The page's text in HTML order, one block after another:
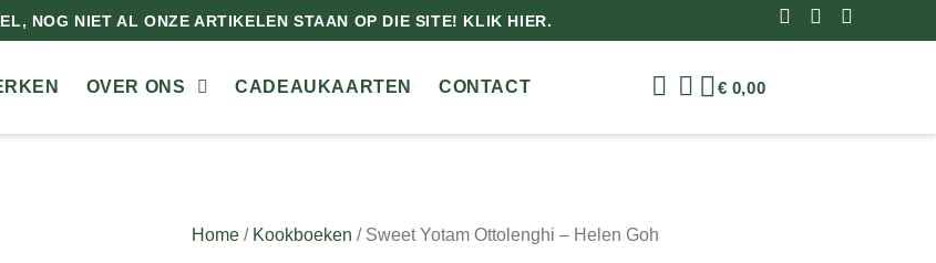
NOG NIET AL ONZE ARTIKELEN STAAN OP DIE SITE! KLIK HIER.
OVER ONS CADEAUKAARTEN CONTACT € 0,00
Home / Kookboeken / Sweet Yotam Ottolenghi – Helen Goh